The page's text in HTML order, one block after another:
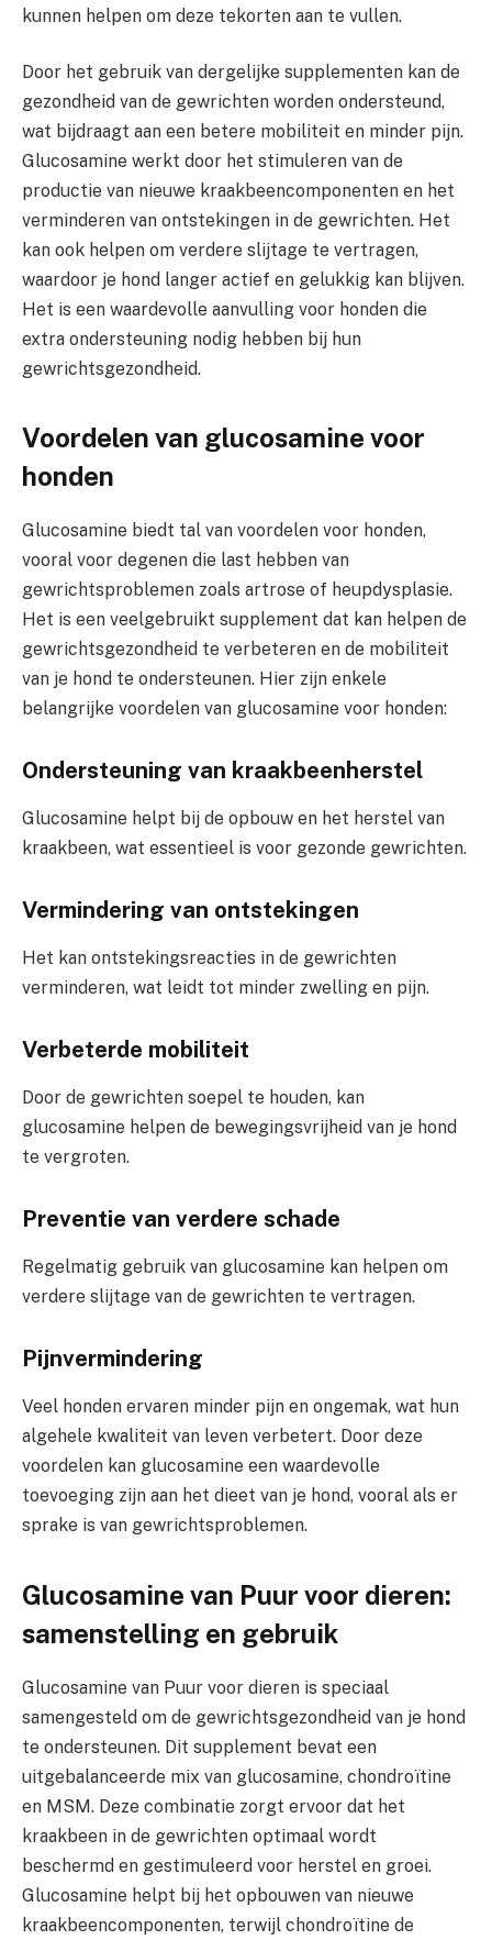
kunnen helpen om deze tekorten aan te vullen.
Door het gebruik van dergelijke supplementen kan de
gezondheid van de gewrichten worden ondersteund,
wat bijdraagt aan een betere mobiliteit en minder pijn.
Glucosamine werkt door het stimuleren van de
productie van nieuwe kraakbeencomponenten en het
verminderen van ontstekingen in de gewrichten. Het
kan ook helpen om verdere slijtage te vertragen,
waardoor je hond langer actief en gelukkig kan blijven.
Het is een waardevolle aanvulling voor honden die
extra ondersteuning nodig hebben bij hun
gewrichtsgezondheid.
Voordelen van glucosamine voor
honden
Glucosamine biedt tal van voordelen voor honden,
vooral voor degenen die last hebben van
gewrichtsproblemen zoals artrose of heupdysplasie.
Het is een veelgebruikt supplement dat kan helpen de
gewrichtsgezondheid te verbeteren en de mobiliteit
van je hond te ondersteunen. Hier zijn enkele
belangrijke voordelen van glucosamine voor honden:
Ondersteuning van kraakbeenherstel
Glucosamine helpt bij de opbouw en het herstel van
kraakbeen, wat essentieel is voor gezonde gewrichten.
Vermindering van ontstekingen
Het kan ontstekingsreacties in de gewrichten
verminderen, wat leidt tot minder zwelling en pijn.
Verbeterde mobiliteit
Door de gewrichten soepel te houden, kan
glucosamine helpen de bewegingsvrijheid van je hond
te vergroten.
Preventie van verdere schade
Regelmatig gebruik van glucosamine kan helpen om
verdere slijtage van de gewrichten te vertragen.
Pijnvermindering
Veel honden ervaren minder pijn en ongemak, wat hun
algehele kwaliteit van leven verbetert. Door deze
voordelen kan glucosamine een waardevolle
toevoeging zijn aan het dieet van je hond, vooral als er
sprake is van gewrichtsproblemen.
Glucosamine van Puur voor dieren:
samenstelling en gebruik
Glucosamine van Puur voor dieren is speciaal
samengesteld om de gewrichtsgezondheid van je hond
te ondersteunen. Dit supplement bevat een
uitgebalanceerde mix van glucosamine, chondroïtine
en MSM. Deze combinatie zorgt ervoor dat het
kraakbeen in de gewrichten optimaal wordt
beschermd en gestimuleerd voor herstel en groei.
Glucosamine helpt bij het opbouwen van nieuwe
kraakbeencomponenten, terwijl chondroïtine de